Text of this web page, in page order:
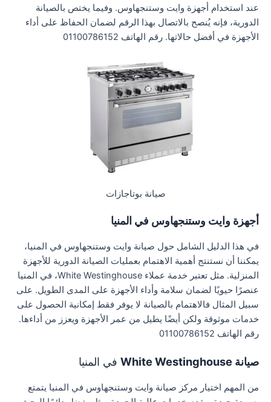
عند استخدام أجهزة وايت وستنجهاوس. وفيما يختص بالصيانة
الدورية، فإنه يُنصح بالاتصال بهذا الرقم لضمان الحفاظ على أداء
الأجهزة في أفضل حالاتها. رقم الهاتف 01100786152
صيانة بوتاجازات
أجهزة وايت وستنجهاوس في المنيا
في هذا الدليل الشامل حول صيانة وايت وستنجهاوس في المنيا،
يمكننا أن نستنتج أهمية الاهتمام بعمليات الصيانة الدورية للأجهزة
المنزلية. مثل تعتبر خدمة عملاء White Westinghouse، في المنيا
عنصرًا حيويًا لضمان سلامة وأداء الأجهزة على المدى الطويل. على
سبيل المثال فالاهتمام بالصيانة لا يوفر فقط إمكانية الحصول على
خدمات موثوقة ولكن أيضًا يطيل من عمر الأجهزة ويعزز من أداءها.
رقم الهاتف 01100786152
صيانة White Westinghouse في المنيا
من المهم اختيار مركز صيانة وايت وستنجهاوس في المنيا يتمتع